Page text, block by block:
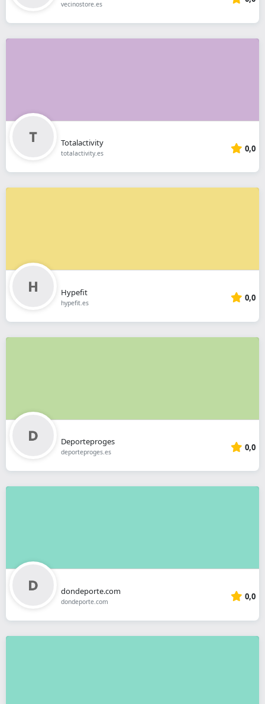
vecinostore.es
Totalactivity
totalactivity.es 0,0
Hypefit
hypefit.es 0,0
Deporteproges
deporteproges.es 0,0
dondeporte.com
dondeporte.com 0,0